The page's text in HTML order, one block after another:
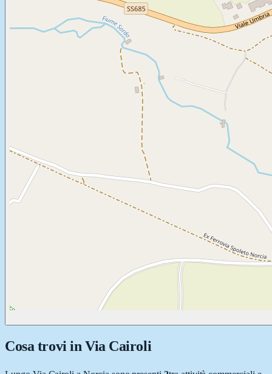
Cosa trovi in Via Cairoli